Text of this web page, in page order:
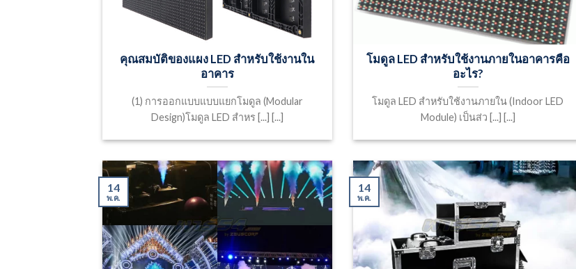
คุณสมบัติของแผง LED สำหรับใช้งานใน
อาคาร
(1) การออกแบบแบบแยกโมดูล (Modular
Design)โมดูล LED สำหร [...] [...]
โมดูล LED สำหรับใช้งานภายในอาคารคือ
อะไร?
โมดูล LED สำหรับใช้งานภายใน (Indoor LED
Module) เป็นส่ว [...] [...]
14
พ.ค.
14
พ.ค.